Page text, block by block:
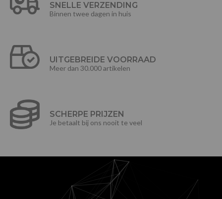
SNELLE VERZENDING
Binnen twee dagen in huis
UITGEBREIDE VOORRAAD
Meer dan 30.000 artikelen
SCHERPE PRIJZEN
Je betaalt bij ons nooit te veel